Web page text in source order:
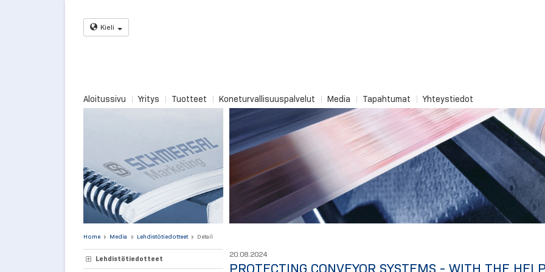
Kieli
Aloitussivu Yritys Tuotteet Koneturvallisuuspalvelut Media Tapahtumat Yhteystiedot
Home Media Lehdistötiedotteet Detail
Lehdistötiedotteet
20.08.2024
PROTECTING CONVEYOR SYSTEMS - WITH THE